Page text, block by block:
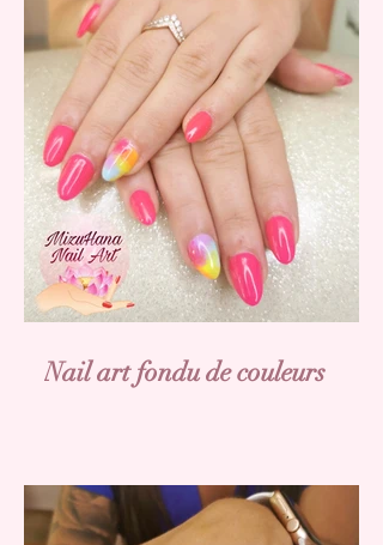
Nail art fondu de couleurs